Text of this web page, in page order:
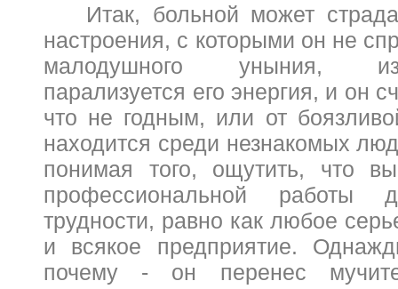
Итак, больной может
настроения, с которыми он не
малодушного уныния,
парализуется его энергия, и он
что не годным, или от
находится среди незнакомых
понимая того, ощутить, что
профессиональной работы
трудности, равно как любое
и всякое предприятие.
почему - он перенес